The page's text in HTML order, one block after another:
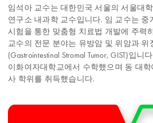
임석아 교수는 대한민국 서울의 서울대
연구소 내과학 교수입니다. 임 교수는 중
시험을 통한 맞춤형 치료법 개발에 주력
교수의 전문 분야는 유방암 및 위암과 위
(Gastrointestinal Stromal Tumor, GIST)입니
이화여자대학교에서 수학했으며 동 대
사 학위를 취득했습니다.